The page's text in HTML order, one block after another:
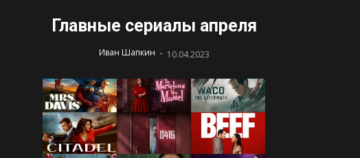
Главные сериалы апреля
Иван Шапкин - 10.04.2023